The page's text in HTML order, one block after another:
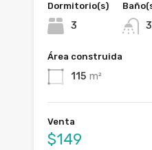
Dormitorio(s)
3
Área construida
115 m²
Venta
$149